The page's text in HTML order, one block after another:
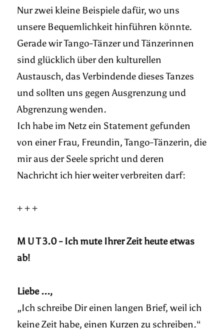
Nur zwei kleine Beispiele dafür, wo uns
unsere Bequemlichkeit hinführen könnte.
Gerade wir Tango-Tänzer und Tänzerinnen
sind glücklich über den kulturellen
Austausch, das Verbindende dieses Tanzes
und sollten uns gegen Ausgrenzung und
Abgrenzung wenden.
Ich habe im Netz ein Statement gefunden
von einer Frau, Freundin, Tango-Tänzerin, die
mir aus der Seele spricht und deren
Nachricht ich hier weiter verbreiten darf:
+ + +
M U T 3.0 - Ich mute Ihrer Zeit heute etwas
ab!
Liebe ...,
„Ich schreibe Dir einen langen Brief, weil ich
keine Zeit habe, einen Kurzen zu schreiben.“